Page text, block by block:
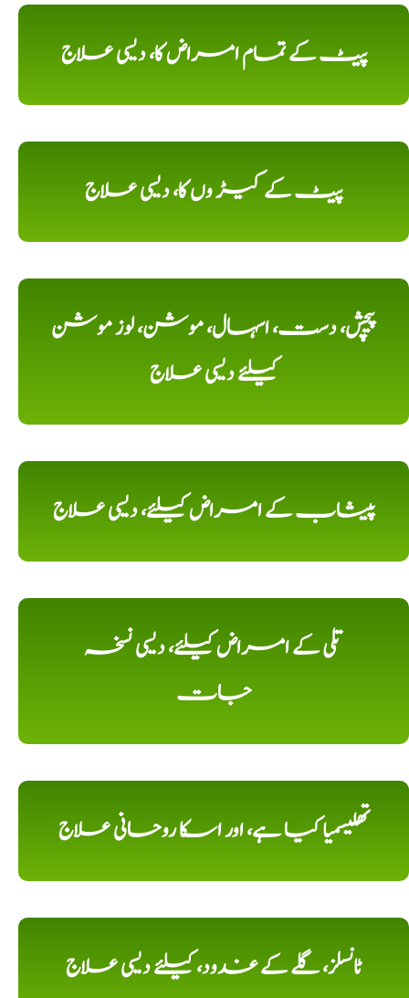
پیٹ کے تمام امراض کا، دیسی علاج
پیٹ کے کیڑ وں کا، دیسی علاج
پیچش، دست، اسہال، موشن، لوز موشن
کیلئے دیسی علاج
پیشاب کے امراض کیلئے، دیسی علاج
تلی کے امراض کیلئے، دیسی نسخہ
جات
تھلیسمیا کیا ہے، اور اسکا روحانی علاج
ٹانسلز، گلے کے غدود، کیلئے دیسی علاج